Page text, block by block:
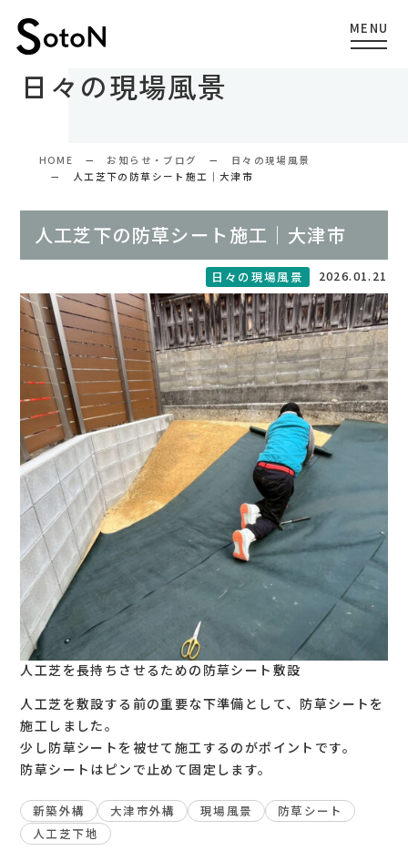
日々の現場風景
HOME お知らせ・ブログ
日々の現場風景
人工芝下の防草シート施工｜大津市
人工芝下の防草シート施工｜大津市
日々の現場風景 2026.01.21
人工芝を長持ちさせるための防草シート敷設
人工芝を敷設する前の重要な下準備として、防草シートを
施工しました。
少し防草シートを被せて施工するのがポイントです。
防草シートはピンで止めて固定します。
新築外構 大津市外構 現場風景
防草シート
人工芝下地